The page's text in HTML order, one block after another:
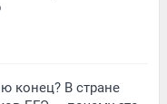
конец? В стране